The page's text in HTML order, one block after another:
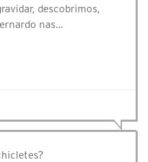
descobrimos,
nas…